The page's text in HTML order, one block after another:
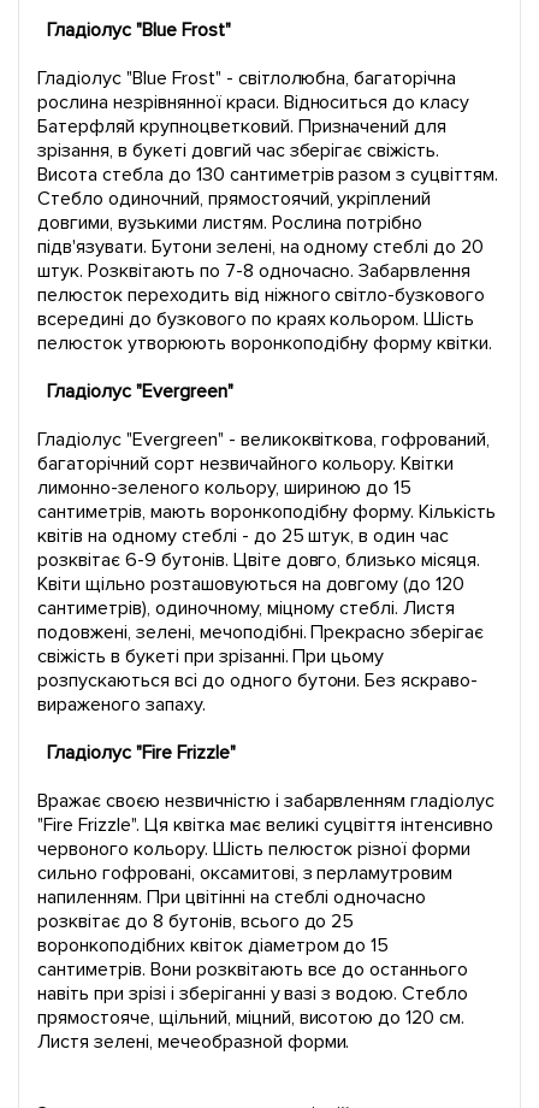
Гладіолус "Blue Frost"
Гладіолус "Blue Frost" - світлолюбна, багаторічна
рослина незрівнянної краси. Відноситься до класу
Батерфляй крупноцветковий. Призначений для
зрізання, в букеті довгий час зберігає свіжість.
Висота стебла до 130 сантиметрів разом з суцвіттям.
Стебло одиночний, прямостоячий, укріплений
довгими, вузькими листям. Рослина потрібно
підв'язувати. Бутони зелені, на одному стеблі до 20
штук. Розквітають по 7-8 одночасно. Забарвлення
пелюсток переходить від ніжного світло-бузкового
всередині до бузкового по краях кольором. Шість
пелюсток утворюють воронкоподібну форму квітки.
Гладіолус "Evergreen"
Гладіолус "Evergreen" - великоквіткова, гофрований,
багаторічний сорт незвичайного кольору. Квітки
лимонно-зеленого кольору, шириною до 15
сантиметрів, мають воронкоподібну форму. Кількість
квітів на одному стеблі - до 25 штук, в один час
розквітає 6-9 бутонів. Цвіте довго, близько місяця.
Квіти щільно розташовуються на довгому (до 120
сантиметрів), одиночному, міцному стеблі. Листя
подовжені, зелені, мечоподібні. Прекрасно зберігає
свіжість в букеті при зрізанні. При цьому
розпускаються всі до одного бутони. Без яскраво-
вираженого запаху.
Гладіолус "Fire Frizzle"
Вражає своєю незвичністю і забарвленням гладіолус
"Fire Frizzle". Ця квітка має великі суцвіття інтенсивно
червоного кольору. Шість пелюсток різної форми
сильно гофровані, оксамитові, з перламутровим
напиленням. При цвітінні на стеблі одночасно
розквітає до 8 бутонів, всього до 25
воронкоподібних квіток діаметром до 15
сантиметрів. Вони розквітають все до останнього
навіть при зрізі і зберіганні у вазі з водою. Стебло
прямостояче, щільний, міцний, висотою до 120 см.
Листя зелені, мечеобразной форми.